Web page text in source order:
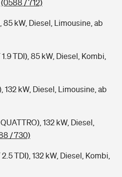
(0588 / 712)
85 kW, Diesel, Limousine, ab
TDI), 85 kW, Diesel, Kombi,
132 kW, Diesel, Limousine, ab
132 kW, Diesel,
/ 730)
TDI), 132 kW, Diesel, Kombi,